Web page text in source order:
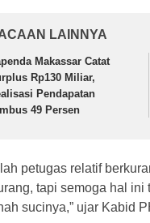
LAINNYA
Makassar Catat
Rp130 Miliar,
Pendapatan
49 Persen
petugas relatif
tapi semoga hal
sucinya,” ujar Kabid